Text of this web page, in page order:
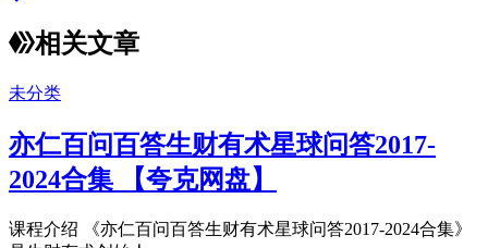
相关文章
未分类
亦仁百问百答生财有术星球问答2017-
2024合集 【夸克网盘】
课程介绍 《亦仁百问百答生财有术星球问答2017-2024合集》